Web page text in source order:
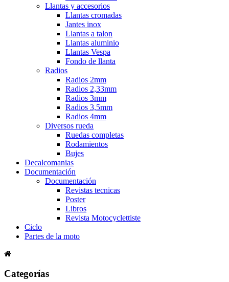
Llantas y accesorios
Llantas cromadas
Jantes inox
Llantas a talon
Llantas aluminio
Llantas Vespa
Fondo de llanta
Radios
Radios 2mm
Radios 2,33mm
Radios 3mm
Radios 3,5mm
Radios 4mm
Diversos rueda
Ruedas completas
Rodamientos
Bujes
Decalcomanias
Documentación
Documentación
Revistas tecnicas
Poster
Libros
Revista Motocyclettiste
Ciclo
Partes de la moto
Categorías